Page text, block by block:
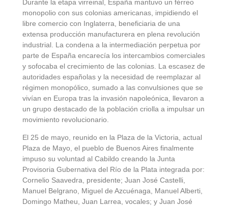
Durante la etapa virreinal, España mantuvo un férreo
monopolio con sus colonias americanas, impidiendo el
libre comercio con Inglaterra, beneficiaria de una
extensa producción manufacturera en plena revolución
industrial. La condena a la intermediación perpetua por
parte de España encarecía los intercambios comerciales
y sofocaba el crecimiento de las colonias. La escasez de
autoridades españolas y la necesidad de reemplazar al
régimen monopólico, sumado a las convulsiones que se
vivían en Europa tras la invasión napoleónica, llevaron a
un grupo destacado de la población criolla a impulsar un
movimiento revolucionario.
El 25 de mayo, reunido en la Plaza de la Victoria, actual
Plaza de Mayo, el pueblo de Buenos Aires finalmente
impuso su voluntad al Cabildo creando la Junta
Provisoria Gubernativa del Río de la Plata integrada por:
Cornelio Saavedra, presidente; Juan José Castelli,
Manuel Belgrano, Miguel de Azcuénaga, Manuel Alberti,
Domingo Matheu, Juan Larrea, vocales; y Juan José